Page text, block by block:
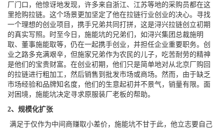
厂门口，他惊讶地发现，许多来自浙江、江苏等地的采购员都在这
里抢购拉链。这个场景更加坚定了他在拉链行业创业的决心。寻找
一个理想的创业项目，携手兄弟共同打拼，这是浔兴拉链创立初期
的真实写照。时至今日，施能坑的兄弟们，如浔兴集团总裁施明
取、董事施能取等，仍在一起携手创业，并担任企业重要职务。创
业之路多充满艰辛，但施家兄弟作为农民的儿子，吃苦耐劳的精神
是他们的宝贵财富。在创业初期，他们只是简单地对从北京厂购回
的拉链进行粗加工，然后销售到批发市场或商场。然而，由于缺乏
市场经验和品牌知名度，他们的生意起初并不景气，销量有限。面
对困境，施能坑决定寻求原服装厂老板的帮助。
2、规模化扩张
满足于仅作为中间商赚取小差价，施能坑不甘于此，他立志要自己